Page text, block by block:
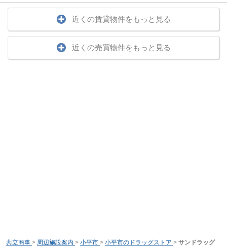
近くの賃貸物件をもっと見る
近くの売買物件をもっと見る
共立商事 > 周辺施設案内 > 小平市 > 小平市のドラッグストア > サンドラッグ